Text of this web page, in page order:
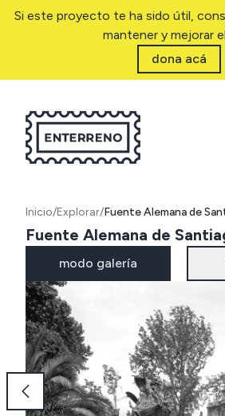
Si este proyecto te ha sido útil,
mantener y mejorar
dona acá
Inicio/Explorar/Fuente Alemana de
Fuente Alemana de
modo galería